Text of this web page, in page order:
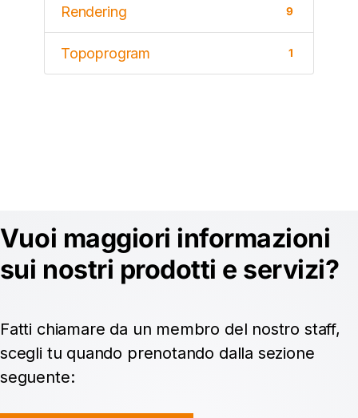
Rendering 9
Topoprogram 1
Vuoi maggiori informazioni
sui nostri prodotti e servizi?
Fatti chiamare da un membro del nostro staff,
scegli tu quando prenotando dalla sezione
seguente: